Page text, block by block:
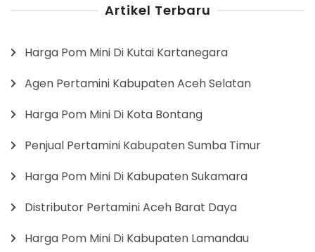
Artikel Terbaru
Harga Pom Mini Di Kutai Kartanegara
Agen Pertamini Kabupaten Aceh Selatan
Harga Pom Mini Di Kota Bontang
Penjual Pertamini Kabupaten Sumba Timur
Harga Pom Mini Di Kabupaten Sukamara
Distributor Pertamini Aceh Barat Daya
Harga Pom Mini Di Kabupaten Lamandau